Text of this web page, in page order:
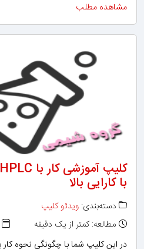
مشاهده مطلب
با کارایی بالا
دسته‌بندی: ویدئو کلیپ
مطالعه: کمتر از یک دقیقه